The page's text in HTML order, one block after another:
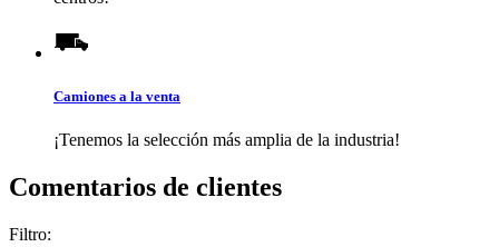
Camiones a la venta
¡Tenemos la selección más amplia de la industria!
Comentarios de clientes
Filtro: